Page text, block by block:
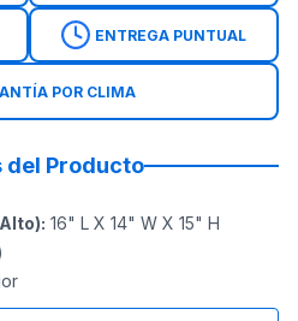
ENTREGA PUNTUAL
POR CLIMA
del Producto
: 16" L X 14" W X 15" H